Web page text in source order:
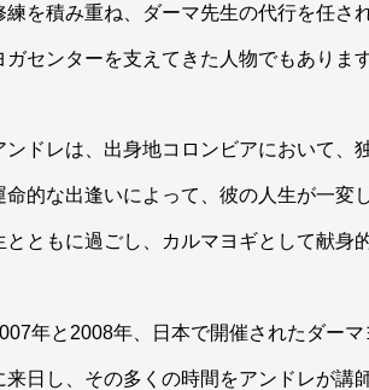
練を積み重ね、ダーマ先生の代行を任さ
ガセンターを支えてきた人物でもありま
ンドレは、出身地コロンビアにおいて、
命的な出逢いによって、彼の人生が一変
とともに過ごし、カルマヨギとして献身
年と2008年、日本で開催されたダー
来日し、その多くの時間をアンドレが講